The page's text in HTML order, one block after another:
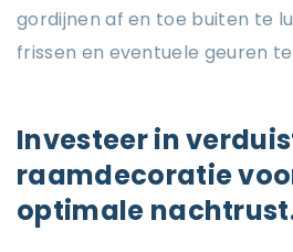
gordijnen af en toe buiten te
frissen en eventuele geuren
Investeer in
raamdecoratie
optimale